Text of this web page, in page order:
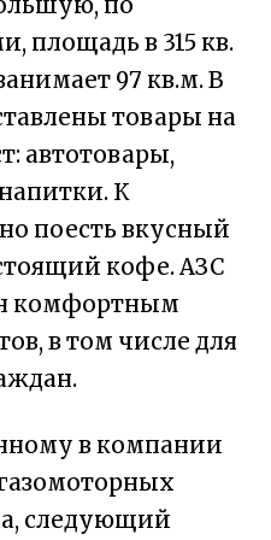
площадьв 315 кв.
97 кв.м.В
товары на
: автотовары,
К
поесть вкусный
кофе.АЗС
комфортным
в том числе для
в компании
следующий